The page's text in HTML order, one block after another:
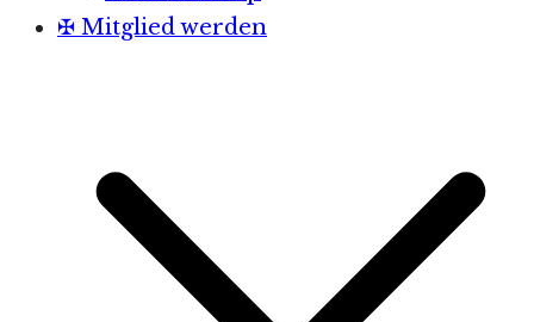
✠ Mitglied werden